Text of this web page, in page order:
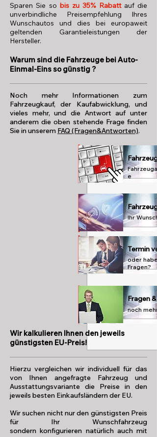
Sparen Sie so bis zu 35% Rabattauf die
unverbindliche Preisempfehlung Ihres
Wunschautos und dies bei europaweit
geltenden Garantieleistungen der
Hersteller.
Warum sind die Fahrzeuge bei Auto-
Einmal-Eins so günstig ?
Noch mehr Informationen zum
Fahrzeugkauf, der Kaufabwicklung, und
vieles mehr, und die Antwort auf unter
anderem die oben stehende Frage finden
Sie in unserem FAQ (Fragen&Antworten).
e
Ihr
Termin
oder
Fragen?
Fragen
noch
Wir kalkulieren Ihnen den jeweils
günstigsten EU-Preis!
Hierzu vergleichen wir individuell für das
von Ihnen angefragte Fahrzeug und
Ausstattungsvariante die Preise in den
jeweils besten Einkaufsländern der EU.
Wir suchen nicht nur den günstigsten Preis
für Ihr Wunschfahrzeug
sondern konfigurieren natürlich auch mit